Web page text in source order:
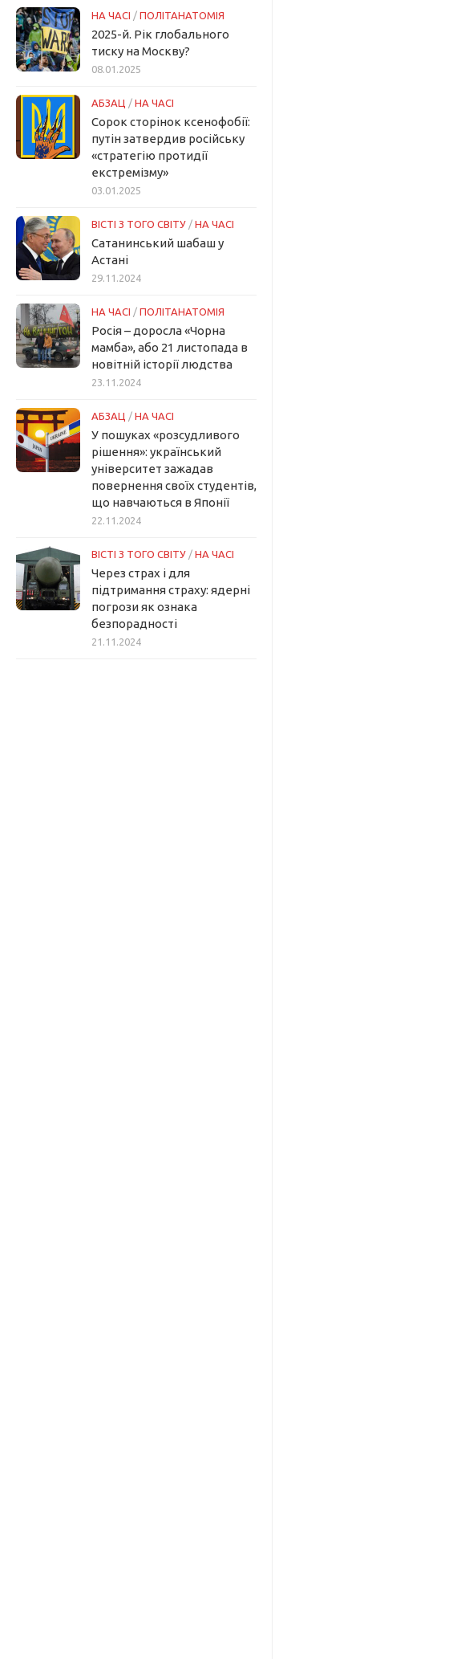
НА ЧАСІ / ПОЛІТАНАТОМІЯ
2025-й. Рік глобального
тиску на Москву?
08.01.2025
АБЗАЦ / НА ЧАСІ
Сорок сторінок ксенофобії:
путін затвердив російську
«стратегію протидії
екстремізму»
03.01.2025
ВІСТІ З ТОГО СВІТУ / НА ЧАСІ
Сатанинський шабаш у
Астані
29.11.2024
НА ЧАСІ / ПОЛІТАНАТОМІЯ
Росія – доросла «Чорна
мамба», або 21 листопада в
новітній історії людства
23.11.2024
АБЗАЦ / НА ЧАСІ
У пошуках «розсудливого
рішення»: український
університет зажадав
повернення своїх студентів,
що навчаються в Японії
22.11.2024
ВІСТІ З ТОГО СВІТУ / НА ЧАСІ
Через страх і для
підтримання страху: ядерні
погрози як ознака
безпорадності
21.11.2024